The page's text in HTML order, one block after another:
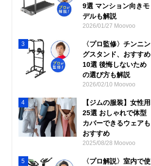
9選 マンション向きモ
デルも解説
2026/01/27 Moovoo
3
〈プロ監修〉チンニン
グスタンド、おすすめ
10選 後悔しないため
の選び方も解説
2026/02/10 Moovoo
4
【ジムの服装】女性用
25選 おしゃれで体型
カバーできるウェアも
おすすめ
2025/08/28 Moovoo
5
〈プロ解説〉室内で使